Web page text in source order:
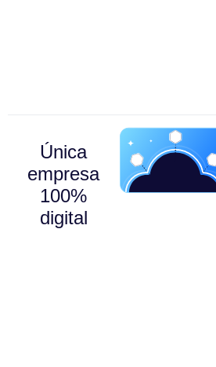
Única
empresa
100%
digital